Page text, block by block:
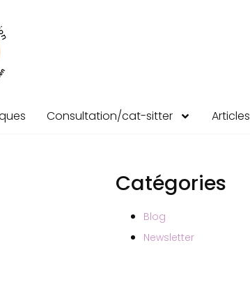
Consultation/cat-sitter Articles
Catégories
Blog
Newsletter